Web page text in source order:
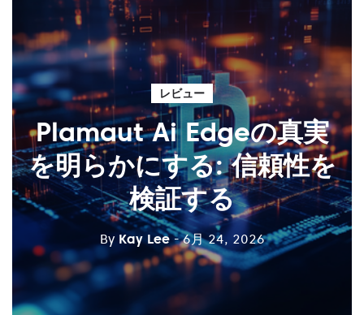
レビュー
Plamaut Ai Edgeの真実
を明らかにする: 信頼性を
検証する
By Kay Lee - 6月 24, 2026